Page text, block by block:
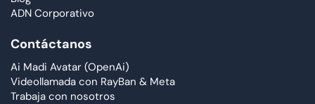
ADN Corporativo
Contáctanos
Ai Madi Avatar (OpenAi)
Videollamada con RayBan & Meta
Trabaja con nosotros